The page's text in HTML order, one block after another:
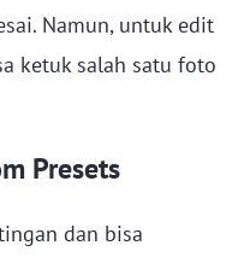
Namun, untuk edit
ketuk salah satu foto
Presets
dan bisa